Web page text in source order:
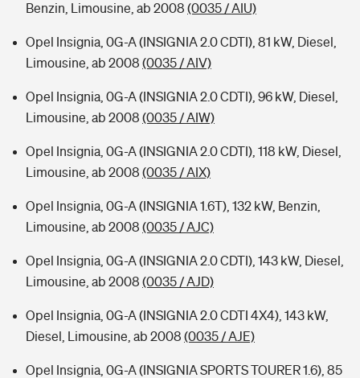
Benzin, Limousine, ab 2008 (0035 / AIU)
Opel Insignia, 0G-A (INSIGNIA 2.0 CDTI), 81 kW, Diesel,
Limousine, ab 2008 (0035 / AIV)
Opel Insignia, 0G-A (INSIGNIA 2.0 CDTI), 96 kW, Diesel,
Limousine, ab 2008 (0035 / AIW)
Opel Insignia, 0G-A (INSIGNIA 2.0 CDTI), 118 kW, Diesel,
Limousine, ab 2008 (0035 / AIX)
Opel Insignia, 0G-A (INSIGNIA 1.6T), 132 kW, Benzin,
Limousine, ab 2008 (0035 / AJC)
Opel Insignia, 0G-A (INSIGNIA 2.0 CDTI), 143 kW, Diesel,
Limousine, ab 2008 (0035 / AJD)
Opel Insignia, 0G-A (INSIGNIA 2.0 CDTI 4X4), 143 kW,
Diesel, Limousine, ab 2008 (0035 / AJE)
Opel Insignia, 0G-A (INSIGNIA SPORTS TOURER 1.6), 85